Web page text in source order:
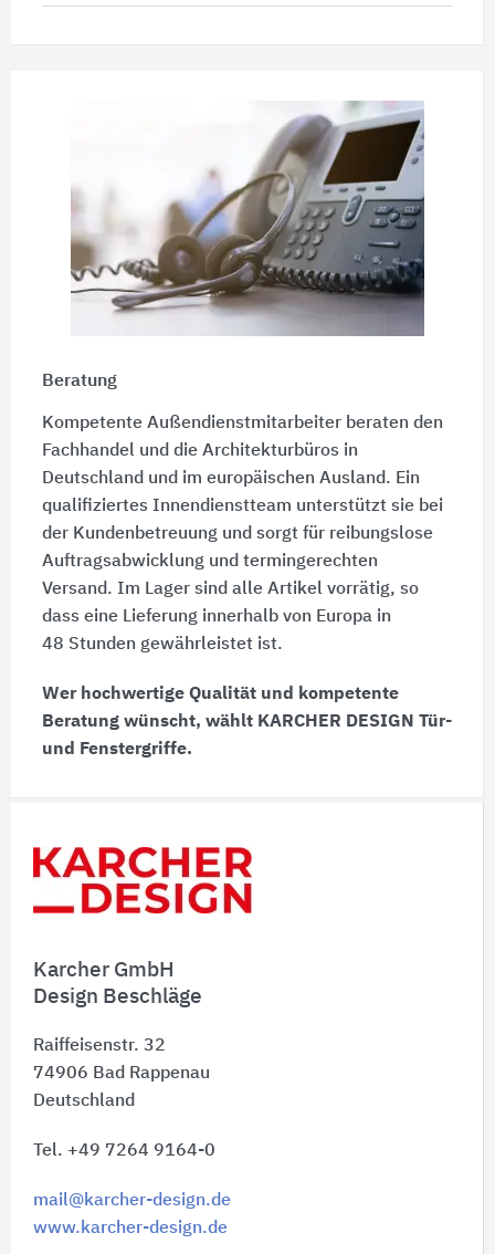
Karcher GmbH
Design Beschläge
Raiffeisenstr. 32
74906 Bad Rappenau
Deutschland
Tel. +49 7264 9164-0
mail@karcher-design.de
www.karcher-design.de
Beratung
Kompetente Außendienstmitarbeiter beraten den
Fachhandel und die Architekturbüros in
Deutschland und im europäischen Ausland. Ein
qualifiziertes Innendienstteam unterstützt sie bei
der Kundenbetreuung und sorgt für reibungslose
Auftragsabwicklung und termingerechten
Versand. Im Lager sind alle Artikel vorrätig, so
dass eine Lieferung innerhalb von Europa in
48 Stunden gewährleistet ist.
Wer hochwertige Qualität und kompetente
Beratung wünscht, wählt KARCHER DESIGN Tür-
und Fenstergriffe.
Schnelleinstiege